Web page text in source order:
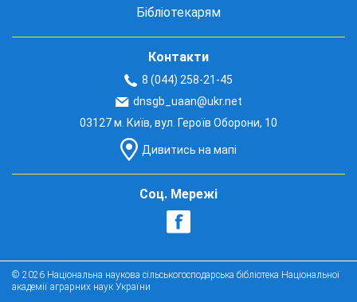
Бібліотекарям
Контакти
8 (044) 258-21-45
dnsgb_uaan@ukr.net
03127 м. Київ, вул. Героїв Оборони, 10
Дивитись на мапі
Соц. Мережі
© 2026 Національна наукова сільськогосподарська бібліотека Національної
академії аграрних наук України